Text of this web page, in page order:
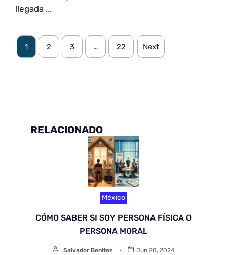
llegada ...
1 2 3 … 22 Next
RELACIONADO
México
CÓMO SABER SI SOY PERSONA FÍSICA O
PERSONA MORAL
Salvador Benítez Jun 20, 2024